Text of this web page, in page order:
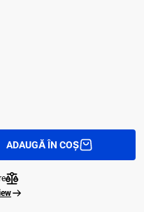
ADAUGĂ ÎN COȘ